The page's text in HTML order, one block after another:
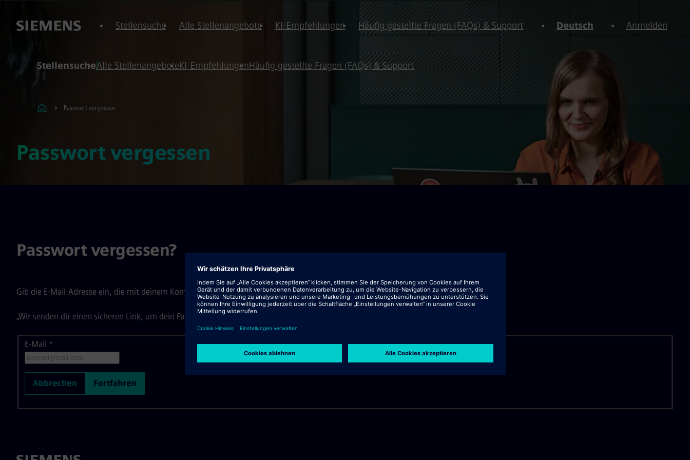
Stellensuche Alle Stellenangebote KI-Empfehlungen Häufig gestellte Fragen (FAQs) & Support Deutsch Anmelden
StellensucheAlle StellenangeboteKI-EmpfehlungenHäufig gestellte Fragen (FAQs) & Support
Passwort vergessen
Passwort vergessen
Passwort vergessen?
Gib die E-Mail-Adresse ein, die mit deinem Konto verknüpft ist und klicke dann auf „Fortfahren“.
„Wir senden dir einen sicheren Link, um dein Passwort zurückzusetzen.“
Passwort mit deiner E-Mail zurücksetzen
E-Mail *
Abbrechen Fortfahren